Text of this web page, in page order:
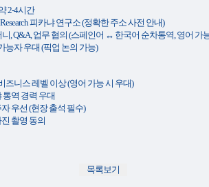
2-4시간
피카냐 연구소 (정확한 주소 사전 안내)
, Q&A, 업무 협의 (스페인어 ↔ 한국어 순차통역, 영어 가
능자 우대 (픽업 논의 가능)
즈니스 레벨 이상 (영어 가능 시 우대)
역 경력 우대
우선 (현장 출석 필수)
촬영 동의